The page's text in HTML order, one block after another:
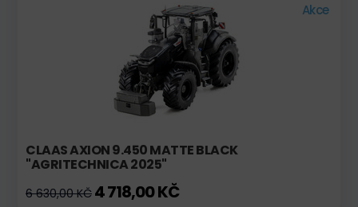
Akce
CLAAS AXION 9.450 MATTE BLACK
"AGRITECHNICA 2025"
6 630,00 KČ 4 718,00 KČ